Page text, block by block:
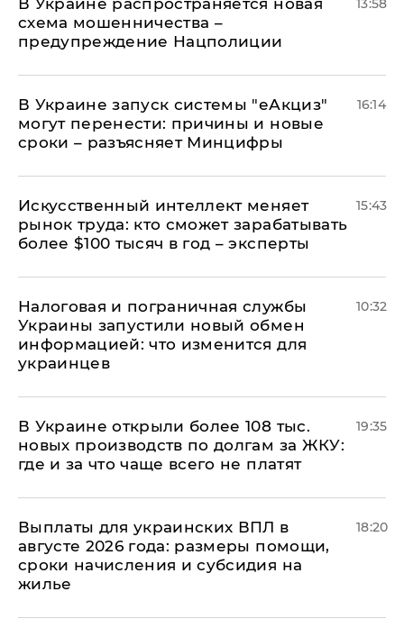
В Украине распространяется новая
схема мошенничества –
предупреждение Нацполиции
13:58
В Украине запуск системы "еАкциз"
могут перенести: причины и новые
сроки – разъясняет Минцифры
16:14
Искусственный интеллект меняет
рынок труда: кто сможет зарабатывать
более $100 тысяч в год – эксперты
15:43
Налоговая и пограничная службы
Украины запустили новый обмен
информацией: что изменится для
украинцев
10:32
В Украине открыли более 108 тыс.
новых производств по долгам за ЖКУ:
где и за что чаще всего не платят
19:35
Выплаты для украинских ВПЛ в
августе 2026 года: размеры помощи,
сроки начисления и субсидия на
жилье
18:20